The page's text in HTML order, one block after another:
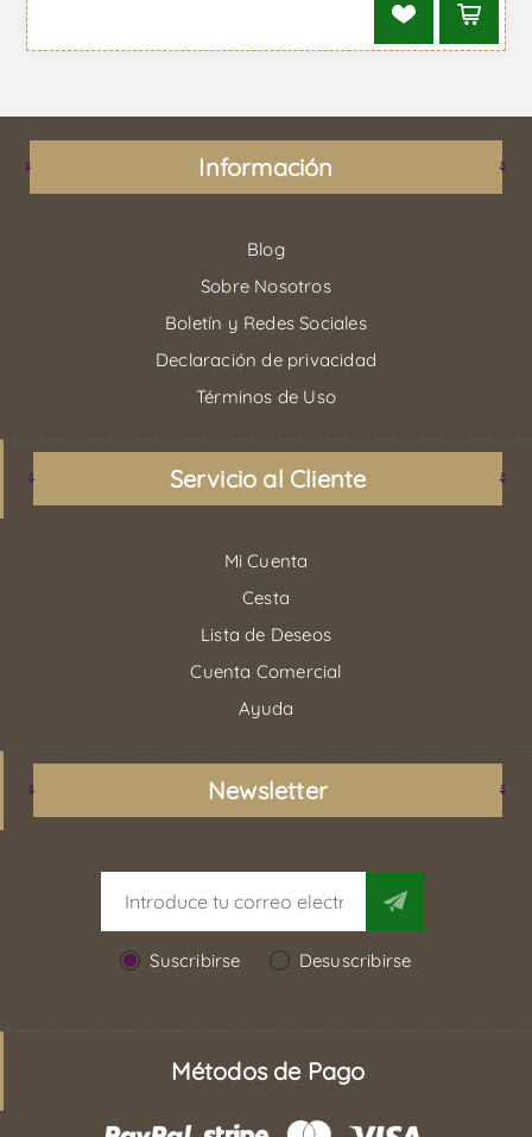
Información
Blog
Sobre Nosotros
Boletín y Redes Sociales
Declaración de privacidad
Términos de Uso
Servicio al Cliente
Mi Cuenta
Cesta
Lista de Deseos
Cuenta Comercial
Ayuda
Newsletter
Suscribirse Desuscribirse
Métodos de Pago